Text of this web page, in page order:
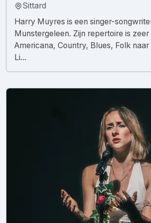
Sittard
Harry Muyres is een singer-
Munstergeleen. Zijn repertoire is zeer
Americana, Country, Blues, Folk
Li...